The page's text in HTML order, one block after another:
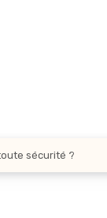
sécurité ?